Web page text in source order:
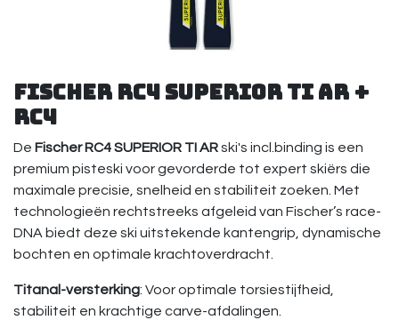
Fischer RC4 SUPERIOR TI AR +
RC4
De Fischer RC4 SUPERIOR TI ARski's incl.binding is een
premium pisteski voor gevorderde tot expert skiërs die
maximale precisie, snelheid en stabiliteit zoeken. Met
technologieën rechtstreeks afgeleid van Fischer’s race-
DNA biedt deze ski uitstekende kantengrip, dynamische
bochten en optimale krachtoverdracht.
Titanal-versterking: Voor optimale torsiestijfheid,
stabiliteit en krachtige carve-afdalingen.